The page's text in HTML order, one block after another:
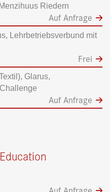
Riedern
Auf Anfrage
Lehrbetriebsverbund mit
Frei
Glarus,
Auf Anfrage